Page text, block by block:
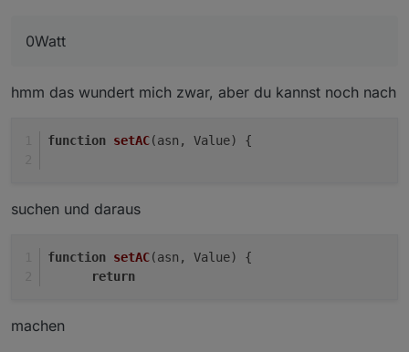
0Watt
hmm das wundert mich zwar, aber du kannst noch nach
function setAC(asn, Value) {
suchen und daraus
function setAC(asn, Value) {
return
machen